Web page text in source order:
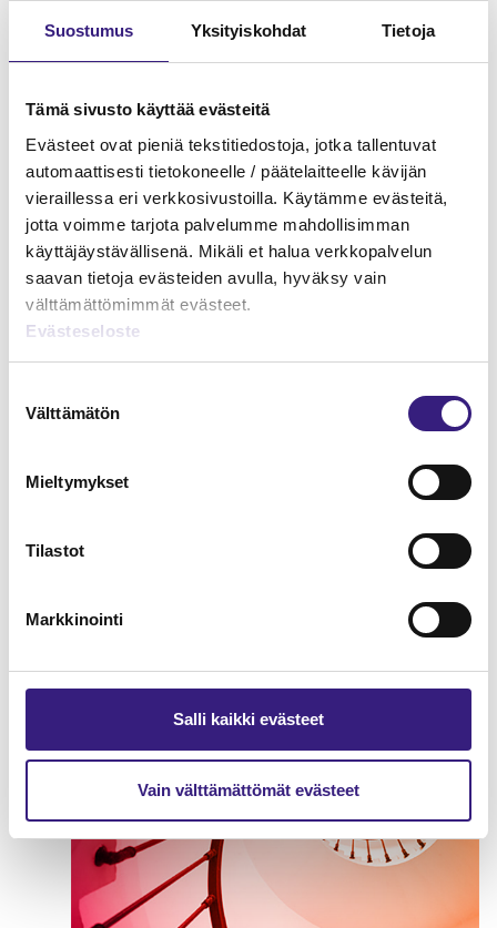
Suostumus Yksityiskohdat Tietoja
Tämä sivusto käyttää evästeitä
Evästeet ovat pieniä tekstitiedostoja, jotka tallentuvat
automaattisesti tietokoneelle / päätelaitteelle kävijän
vieraillessa eri verkkosivustoilla. Käytämme evästeitä,
jotta voimme tarjota palvelumme mahdollisimman
käyttäjäystävällisenä. Mikäli et halua verkkopalvelun
saavan tietoja evästeiden avulla, hyväksy vain
välttämättömimmät evästeet.
Evästeseloste
valinta
Välttämätön
Mieltymykset
Tilastot
Markkinointi
Salli kaikki evästeet
Vain välttämättömät evästeet
Kirjanpitäjän top 10
KIRJANPITO